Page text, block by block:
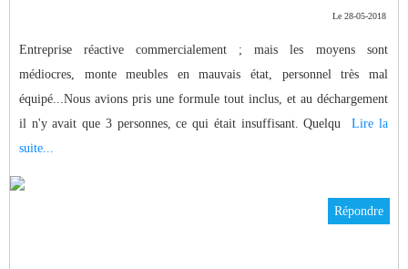
Le 28-05-2018
Entreprise réactive commercialement ; mais les moyens sont
médiocres, monte meubles en mauvais état, personnel très mal
équipé...Nous avions pris une formule tout inclus, et au déchargement
il n'y avait que 3 personnes, ce qui était insuffisant. Quelqu Lire la
suite...
Répondre